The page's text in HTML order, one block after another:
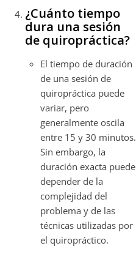
¿Cuánto tiempo
dura una sesión
de quiropráctica?
El tiempo de duración
de una sesión de
quiropráctica puede
variar, pero
generalmente oscila
entre 15 y 30 minutos.
Sin embargo, la
duración exacta puede
depender de la
complejidad del
problema y de las
técnicas utilizadas por
el quiropráctico.